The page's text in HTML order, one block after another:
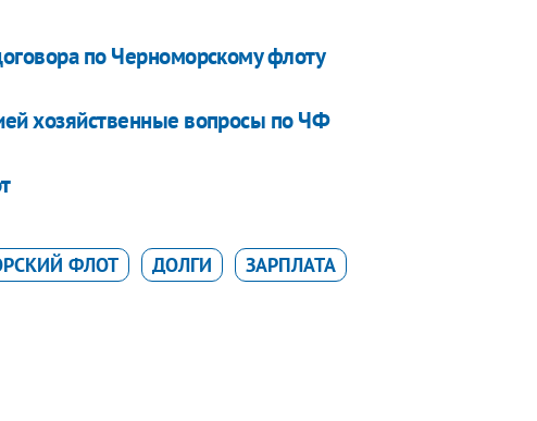
по Черноморскому флоту
хозяйственные вопросы по ЧФ
ФЛОТ ДОЛГИ ЗАРПЛАТА